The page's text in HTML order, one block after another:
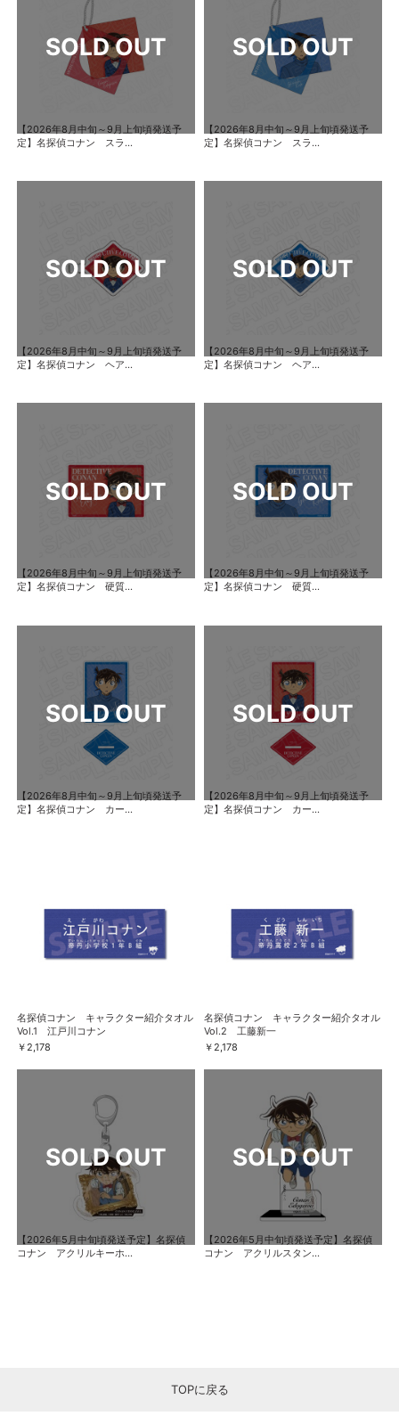
【2026年8月中旬～9月上旬頃発送予
定】名探偵コナン スラ...
【2026年8月中旬～9月上旬頃発送予
定】名探偵コナン スラ...
【2026年8月中旬～9月上旬頃発送予
定】名探偵コナン ヘア...
【2026年8月中旬～9月上旬頃発送予
定】名探偵コナン ヘア...
【2026年8月中旬～9月上旬頃発送予
定】名探偵コナン 硬質...
【2026年8月中旬～9月上旬頃発送予
定】名探偵コナン 硬質...
【2026年8月中旬～9月上旬頃発送予
定】名探偵コナン カー...
【2026年8月中旬～9月上旬頃発送予
定】名探偵コナン カー...
名探偵コナン キャラクター紹介タオル
Vol.1 江戸川コナン
￥2,178
名探偵コナン キャラクター紹介タオル
Vol.2 工藤新一
￥2,178
【2026年5月中旬頃発送予定】名探偵
コナン アクリルキーホ...
【2026年5月中旬頃発送予定】名探偵
コナン アクリルスタン...
TOPに戻る